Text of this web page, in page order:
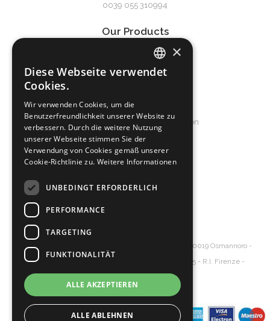
Pepita
0039 055 310994
Our Products
Accessoires
Service & Support
Allgemeine Geschäftsbedingungen
Frequently Asked Questions
About us
Diva's Srl
- Via Senna, 20 – 50019 Osmannoro -
Sesto Fiorentino - Florence Italy - P.Iva 06154620485 - R.I. Firenze -
ITALIAN
SPANISH
×
Diese Webseite verwendet
Cookies.
Wir verwenden Cookies, um die
Benutzerfreundlichkeit unserer Website zu
verbessern. Durch die weitere Nutzung
unserer Webseite stimmen Sie der
Verwendung von Cookies gemäß unserer
Cookie-Richtlinie zu. Weitere Informationen
UNBEDINGT ERFORDERLICH
PERFORMANCE
TARGETING
FUNKTIONALITÄT
ALLE AKZEPTIEREN
ALLE ABLEHNEN